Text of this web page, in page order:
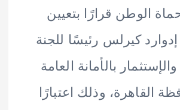
قرارًا بتعيين
رئيسًا للجنة
بالأمانة العامة
وذلك اعتبارًا